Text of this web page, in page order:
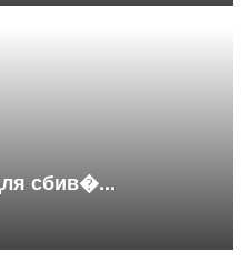
сбив�...